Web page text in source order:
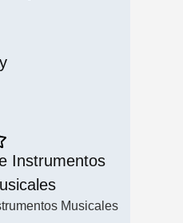
Instrumentos
Musicales